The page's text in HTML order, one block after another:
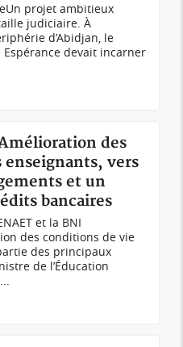
projet ambitieux
judiciaire. À
d’Abidjan, le
devait incarner
des
vers
et un
bancaires
et la BNI
des conditions de vie
des principaux
de l’Éducation